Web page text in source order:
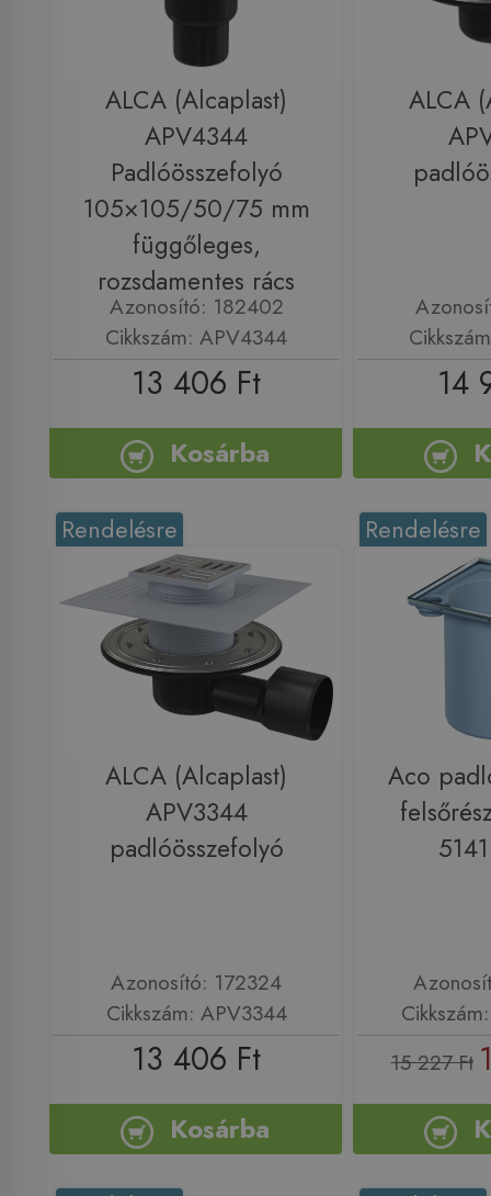
ALCA (Alcaplast)
APV4344
Padlóösszefolyó
105×105/50/75 mm
függőleges,
rozsdamentes rács
Azonosító: 182402
Cikkszám: APV4344
13 406 Ft
Kosárba
ALCA
14
Rendelésre
ALCA (Alcaplast)
APV3344
padlóösszefolyó
Azonosító: 172324
Cikkszám: APV3344
13 406 Ft
Kosárba
Rendelésre
Aco
15 227 Ft